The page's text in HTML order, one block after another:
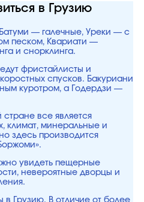
в Грузию
— галечные, Уреки — с
песком, Квариати —
и снорклинга.
фристайлисты и
спусков. Бакуриани
куротром, а Годердзи —
все является
климат, минеральные и
здесь производится
увидеть пещерные
невероятные дворцы и